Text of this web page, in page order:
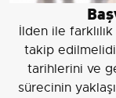
İlden ile
takip
tarihlerini ve
sürecinin